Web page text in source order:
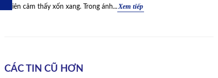
nhiên cảm thấy xốn xang. Trong ánh... Xem tiếp
CÁC TIN CŨ HƠN